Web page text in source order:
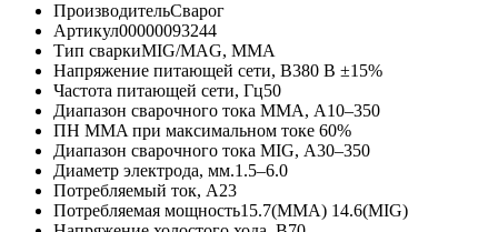
ПроизводительСварог
Артикул00000093244
Тип сваркиMIG/MAG, MMA
Напряжение питающей сети, В380 В ±15%
Частота питающей сети, Гц50
Диапазон сварочного тока MMA, А10–350
ПН MMA при максимальном токе 60%
Диапазон сварочного тока MIG, А30–350
Диаметр электрода, мм.1.5–6.0
Потребляемый ток, А23
Потребляемая мощность15.7(MMA) 14.6(MIG)